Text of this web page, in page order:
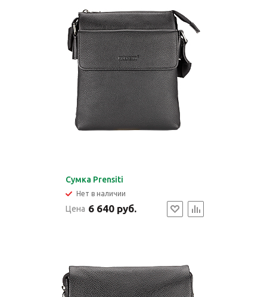
Cумка Prensiti
Нет в наличии
Цена 6 640 руб.